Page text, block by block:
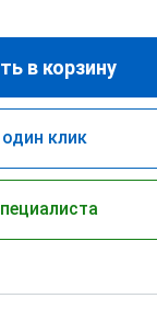
в корзину
клик